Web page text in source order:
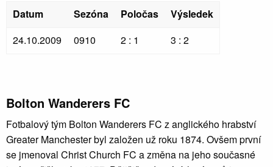
Datum Sezóna Poločas
Výsledek
24.10.2009
0910 2 : 1 3 : 2
Bolton Wanderers FC
Fotbalový tým Bolton Wanderers FC z anglického hrabství
Greater Manchester byl založen už roku 1874. Ovšem první
se jmenoval Christ Church FC a změna na jeho současné